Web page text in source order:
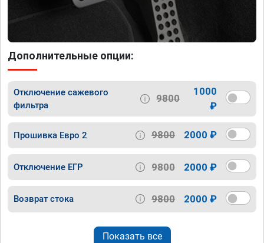
Дополнительные опции:
Отключение сажевого
фильтра
9800
1000
₽
Прошивка Евро 2 9800 2000 ₽
Отключение ЕГР 9800 2000 ₽
Возврат стока 9800 2000 ₽
Показать все